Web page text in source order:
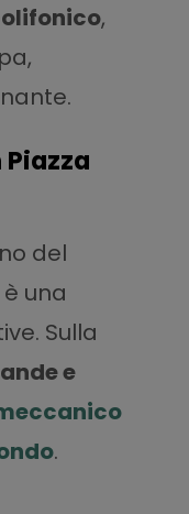
,
del
una
Sulla
e
.